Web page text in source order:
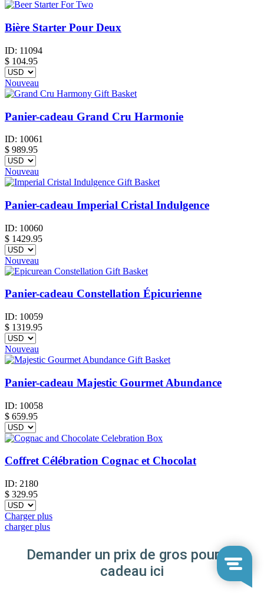
Bière Starter Pour Deux
ID: 11094
$ 104.95
Nouveau
Panier-cadeau Grand Cru Harmonie
ID: 10061
$ 989.95
Nouveau
Panier-cadeau Imperial Cristal Indulgence
ID: 10060
$ 1429.95
Nouveau
Panier-cadeau Constellation Épicurienne
ID: 10059
$ 1319.95
Nouveau
Panier-cadeau Majestic Gourmet Abundance
ID: 10058
$ 659.95
Coffret Célébration Cognac et Chocolat
ID: 2180
$ 329.95
Charger plus
charger plus
Demander un prix de gros pour ce
cadeau ici